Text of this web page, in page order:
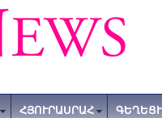
ՀՅՈՒՐԱՍՐԱՀ